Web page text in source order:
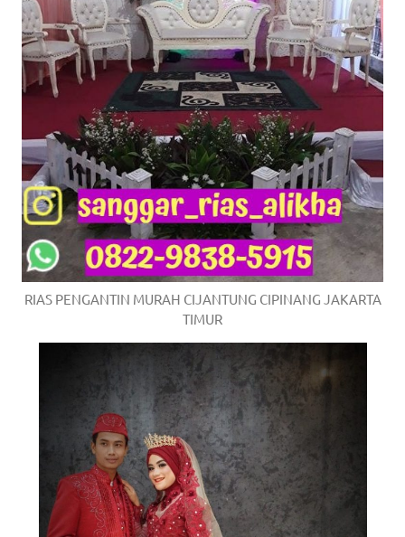
RIAS PENGANTIN MURAH CIJANTUNG CIPINANG JAKARTA
TIMUR